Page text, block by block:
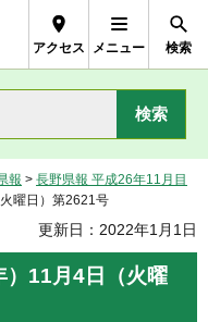
アクセス メニュー 検索
報 > 長野県報 平成26年11月目
曜日）第2621号
更新日：2022年1月1日
）11月4日（火曜